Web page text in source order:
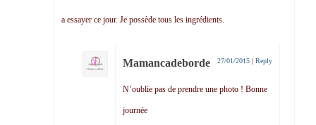
a essayer ce jour. Je possède tous les ingrédients.
Mamancadeborde 27/01/2015 | Reply
N’oublie pas de prendre une photo ! Bonne
journée